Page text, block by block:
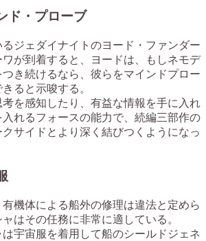
ド・プローブ
ジェダイナイトのヨード・ファンダー
が到着すると、ヨードは、もしネモデ
き続けるなら、彼らをマインドプロー
ると示唆する。
を感知したり、有益な情報を手に入れ
れるフォースの能力で、続編三部作の
サイドとより深く結びつくようになっ
機体による船外の修理は違法と定めら
はその任務に非常に適している。
宇宙服を着用して船のシールドジェネ